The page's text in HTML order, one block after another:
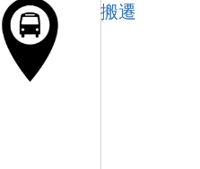
搬遷